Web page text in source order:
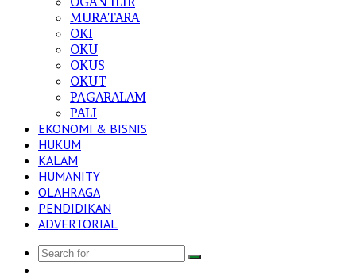
MURATARA
OKI
OKU
OKUS
OKUT
PAGARALAM
PALI
EKONOMI & BISNIS
HUKUM
KALAM
HUMANITY
OLAHRAGA
PENDIDIKAN
ADVERTORIAL
Search